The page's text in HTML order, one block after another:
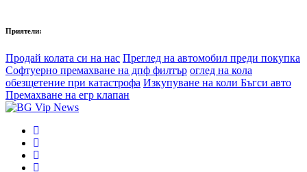
Приятели:
Продай колата си на нас Преглед на автомобил преди покупка
Софтуерно премахване на дпф филтър оглед на кола
обезщетение при катастрофа Изкупуване на коли Бъгси авто
Премахване на егр клапан